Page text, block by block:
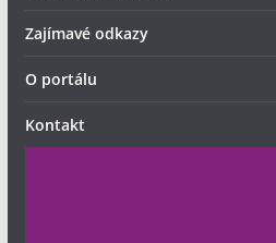
Zajímavé odkazy
O portálu
Kontakt